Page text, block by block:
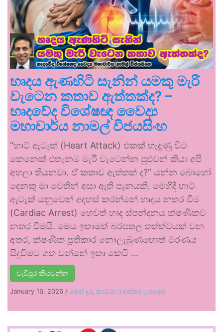
හෘදය ඇණහිටි සැනින් යමකු මැරී
වැටෙන කතාව ඇත්තක්ද? –
හෘදවේද විශේෂඥ වෛද්‍ය
මහාචාර්ය නාමල් විජයසිංහ
“හාට් ඇටෑක් (Heart Attack) එකක් හැදුණු විට
කෙනෙක් එතැනම මැරී වැටෙන්න පුළුවන් කියා අපි
අහලා තියනවා. ඒ කතාව ඇත්තක් ද?” යන්න බොහෝ
දෙනකු මා වෙතින් අසා ඇති පැනයකි. මෙහිදී හාට්
ඇටෑක් යනුවෙන් අදහස් කරන්නේ හෘදය නතර වීම
(Cardiac Arrest) හෙවත් හෘද ස්පන්දනය ක්ෂණිකව
නතර වීමයි. මෙය ඉතාමත් බරපතල තත්ත්වයක් වන
අතර, ක්ෂණික ප්‍රතිකාර නොලැබුණහොත් මරණය
සිදුවීමට ගත වන්නේ ඉතා කෙටි …
වැඩිපුර කියවන්න
January 16, 2026 / දොස් දුරු කරවන දොස්තර උපදෙස්